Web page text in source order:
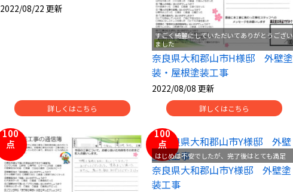
2022/08/22 更新
詳しくはこちら
すごく綺麗にしていただいてありがとうござい
ました
奈良県大和郡山市H様邸 外壁塗
装・屋根塗装工事
2022/08/08 更新
詳しくはこちら
100
点
100
点
はじめは不安でしたが、完了後はとても満足
奈良県大和郡山市Y様邸 外壁塗
装工事